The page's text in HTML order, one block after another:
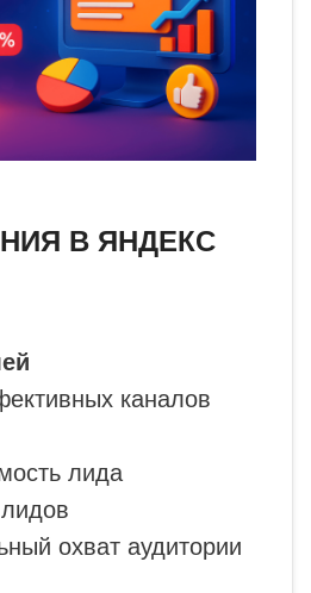
В ЯНДЕКС
каналов
лида
охват аудитории